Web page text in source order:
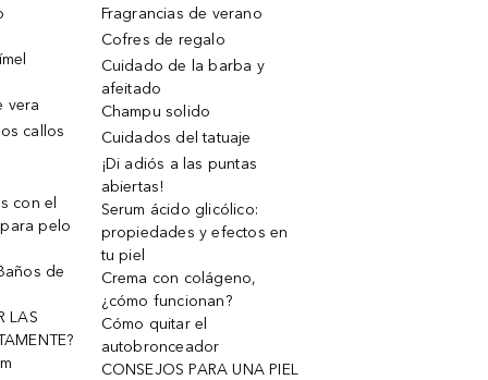
vera
callos
con el
pelo
de
LAS
Fragrancias de verano
Cofres de regalo
Cuidado de la barba y
afeitado
Champu solido
Cuidados del tatuaje
¡Di adiós a las puntas
abiertas!
Serum ácido glicólico:
propiedades y efectos en
tu piel
Crema con colágeno,
¿cómo funcionan?
Cómo quitar el
autobronceador
CONSEJOS PARA UNA PIEL